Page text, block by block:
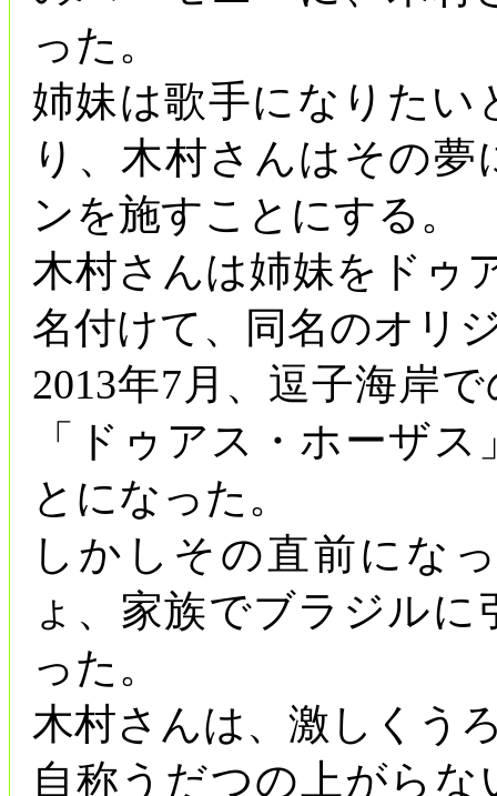
った。
姉妹は歌手になりたい
り、木村さんはその
ンを施すことにする。
木村さんは姉妹をドゥ
名付けて、同名のオリ
2013年7月、逗子海岸
「ドゥアス・ホーザ
とになった。
しかしその直前にな
ょ、家族でブラジル
った。
木村さんは、激しくう
自称うだつの上がら